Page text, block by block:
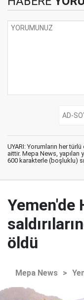
UYARI: Yorumların her
aittir. Mepa News,
600 karakterle (boşluklu)
Yemen'de
öldü
Mepa News >